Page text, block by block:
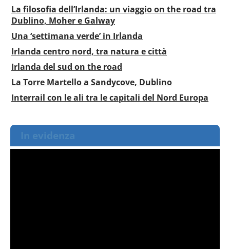
La filosofia dell’Irlanda: un viaggio on the road tra
Dublino, Moher e Galway
Una ‘settimana verde’ in Irlanda
Irlanda centro nord, tra natura e città
Irlanda del sud on the road
La Torre Martello a Sandycove, Dublino
Interrail con le ali tra le capitali del Nord Europa
In evidenza